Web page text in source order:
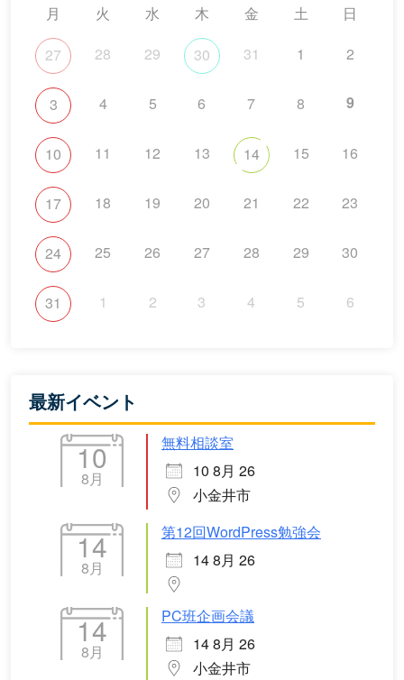
月 火 水 木 金 土 日
27 28 29 30 31 1 2
3 4 5 6 7 8 9
10 11 12 13 14 15 16
17 18 19 20 21 22 23
24 25 26 27 28 29 30
31 1 2 3 4 5 6
最新イベント
10
8月
無料相談室
10 8月 26
小金井市
14
8月
第12回WordPress勉強会
14 8月 26
14
8月
PC班企画会議
14 8月 26
小金井市